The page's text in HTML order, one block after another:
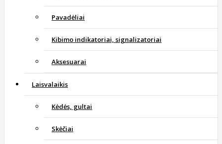
Pavadėliai
Kibimo indikatoriai, signalizatoriai
Aksesuarai
Laisvalaikis
Kėdės, gultai
Skėčiai